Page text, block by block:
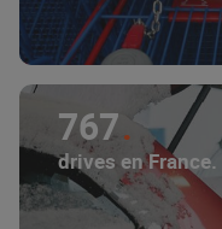
767
drives en France.